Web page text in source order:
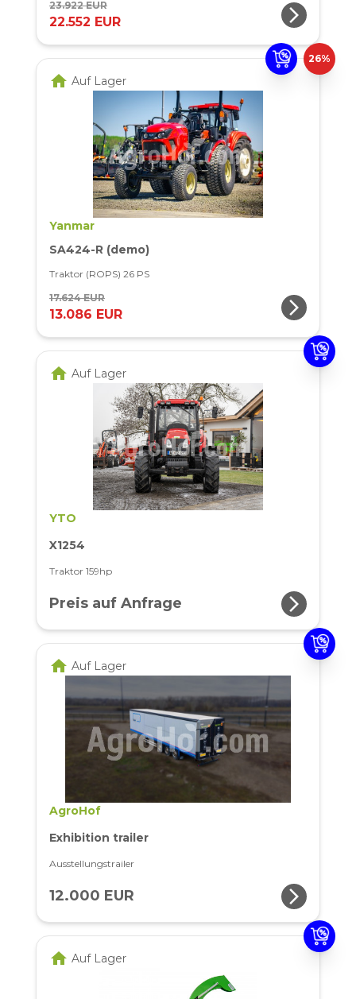
23.922 EUR
22.552 EUR arrow_forward_ios
26%
home Auf Lager
Yanmar
SA424-R (demo)
Traktor (ROPS) 26 PS
17.624 EUR
13.086 EUR arrow_forward_ios
home Auf Lager
YTO
X1254
Traktor 159hp
Preis auf Anfrage arrow_forward_ios
home Auf Lager
AgroHof
Exhibition trailer
Ausstellungstrailer
12.000 EUR arrow_forward_ios
home Auf Lager